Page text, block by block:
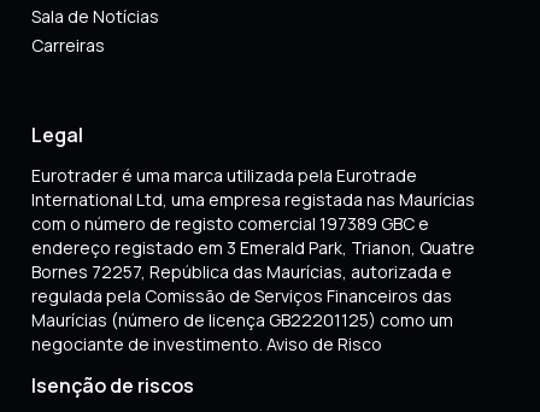
Sala de Notícias
Carreiras
Legal
Eurotrader é uma marca utilizada pela Eurotrade
International Ltd, uma empresa registada nas Maurícias
com o número de registo comercial 197389 GBC e
endereço registado em 3 Emerald Park, Trianon, Quatre
Bornes 72257, República das Maurícias, autorizada e
regulada pela Comissão de Serviços Financeiros das
Maurícias (número de licença GB22201125) como um
negociante de investimento. Aviso de Risco
Isenção de riscos